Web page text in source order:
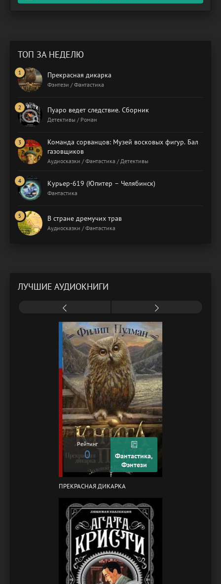
ТОП ЗА НЕДЕЛЮ
Прекрасная дикарка
Фэнтези / Фантастика
Пуаро ведет следствие. Сборник
Детективы / Роман
Команда сорванцов: Музей восковых фигур. Бал
газовщиков
Аудиосказки / Фантастика / Детективы
Курьер-619 (Юпитер – Челябинск)
Фантастика
В стране дремучих трав
Аудиосказки / Фантастика
ЛУЧШИЕ АУДИОКНИГИ
Рейтинг
0
Фантастика,
Фэнтези
ПРЕКРАСНАЯ ДИКАРКА